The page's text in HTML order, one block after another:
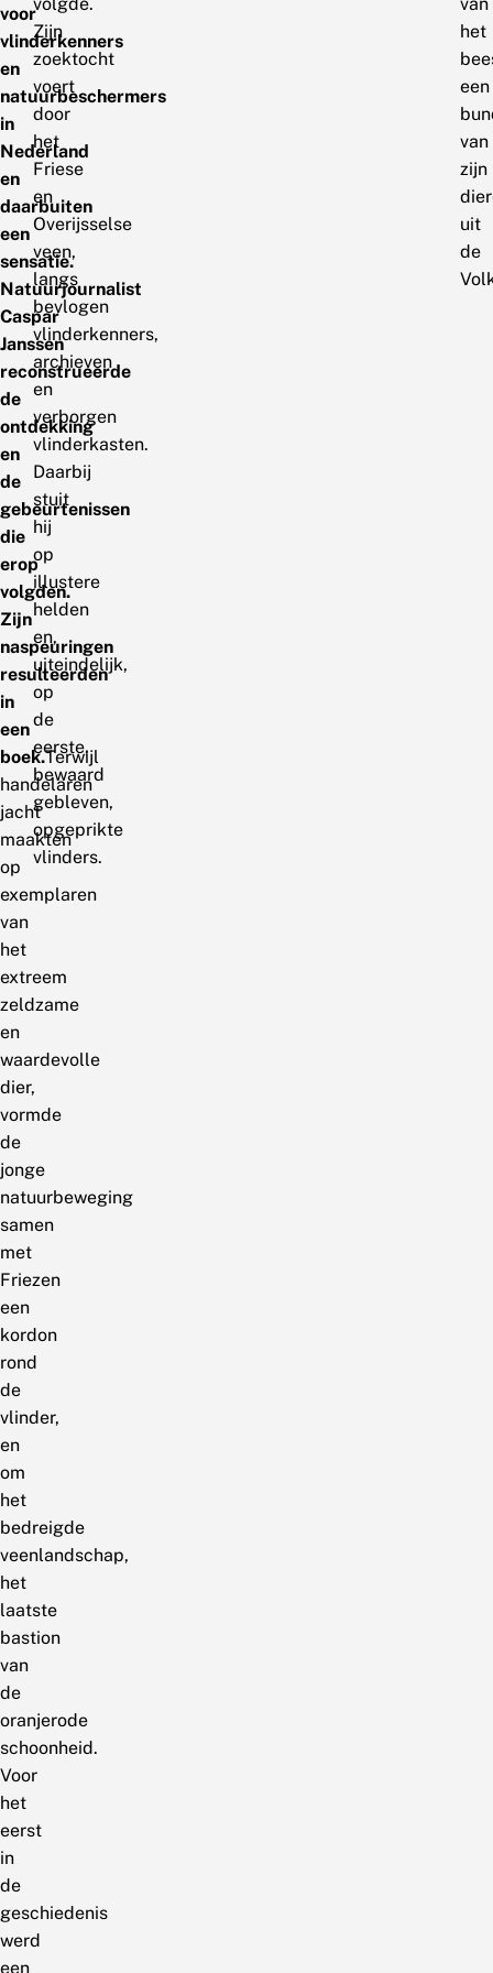
voor
vlinderkenners
en
natuurbeschermers
in
Nederland
en
daarbuiten
een
sensatie.
Natuurjournalist
Caspar
Janssen
reconstrueerde
de
ontdekking
en
de
gebeurtenissen
die
erop
volgden.
Zijn
naspeuringen
resulteerden
in
een
boek.Terwijl
handelaren
jacht
maakten
op
exemplaren
van
het
extreem
zeldzame
en
waardevolle
dier,
vormde
de
jonge
natuurbeweging
samen
met
Friezen
een
kordon
rond
de
vlinder,
en
om
het
bedreigde
veenlandschap,
het
laatste
bastion
van
de
oranjerode
schoonheid.
Voor
het
eerst
in
de
geschiedenis
werd
een
Zijn
zoektocht
voert
door
het
Friese
en
Overijsselse
veen,
langs
bevlogen
vlinderkenners,
archieven
en
verborgen
vlinderkasten.
Daarbij
stuit
hij
op
illustere
helden
en,
uiteindelijk,
op
de
eerste,
bewaard
gebleven,
opgeprikte
vlinders.
het
een
van
zijn
uit
de